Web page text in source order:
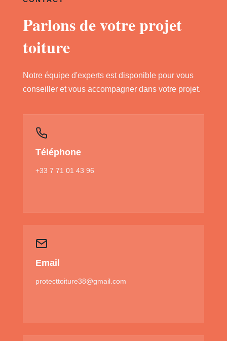
Parlons de votre projet
toiture
Notre équipe d'experts est disponible pour vous
conseiller et vous accompagner dans votre projet.
Téléphone
+33 7 71 01 43 96
Email
protecttoiture38@gmail.com